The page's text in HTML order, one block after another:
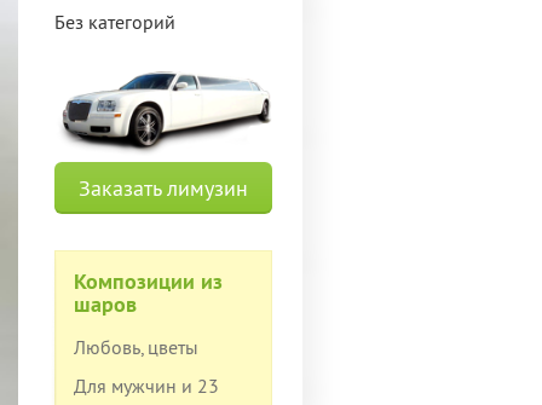
Без категорий
Заказать лимузин
Композиции из
шаров
Любовь, цветы
Для мужчин и 23